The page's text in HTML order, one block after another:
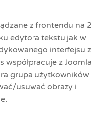
z frontendu na 2
edytora tekstu jak w
interfejsu z
współpracuje z Joomla
grupa użytkowników
usuwać obrazy i